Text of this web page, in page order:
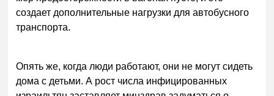
создает дополнительные нагрузки для автобусного
транспорта.
Опять же, когда люди работают, они не могут сидеть
дома с детьми. А рост числа инфицированных